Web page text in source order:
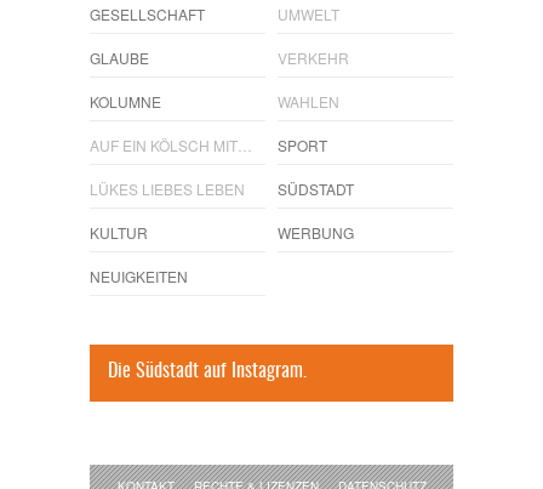
GESELLSCHAFT
GLAUBE
KOLUMNE
AUF EIN KÖLSCH MIT…
LÜKES LIEBES LEBEN
KULTUR
NEUIGKEITEN
UMWELT
VERKEHR
WAHLEN
SPORT
SÜDSTADT
WERBUNG
Die Südstadt auf Instagram.